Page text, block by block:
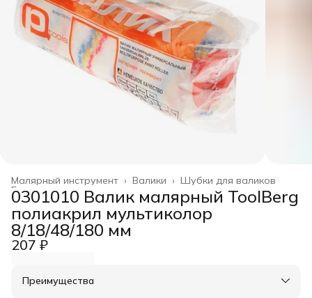
Шубки для валиков
Валики ›
Малярный инструмент ›
Главная ›
0301010 Валик малярный ToolBerg
полиакрил мультиколор
8/18/48/180 мм
207 ₽
Преимущества
Оплата частями в Сплит